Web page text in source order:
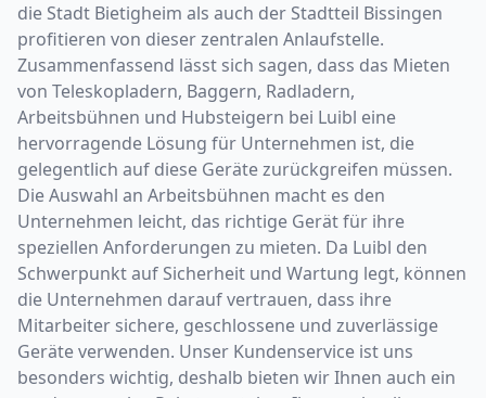
die Stadt Bietigheim als auch der Stadtteil Bissingen
profitieren von dieser zentralen Anlaufstelle.
Zusammenfassend lässt sich sagen, dass das Mieten
von Teleskopladern, Baggern, Radladern,
Arbeitsbühnen und Hubsteigern bei Luibl eine
hervorragende Lösung für Unternehmen ist, die
gelegentlich auf diese Geräte zurückgreifen müssen.
Die Auswahl an Arbeitsbühnen macht es den
Unternehmen leicht, das richtige Gerät für ihre
speziellen Anforderungen zu mieten. Da Luibl den
Schwerpunkt auf Sicherheit und Wartung legt, können
die Unternehmen darauf vertrauen, dass ihre
Mitarbeiter sichere, geschlossene und zuverlässige
Geräte verwenden. Unser Kundenservice ist uns
besonders wichtig, deshalb bieten wir Ihnen auch ein